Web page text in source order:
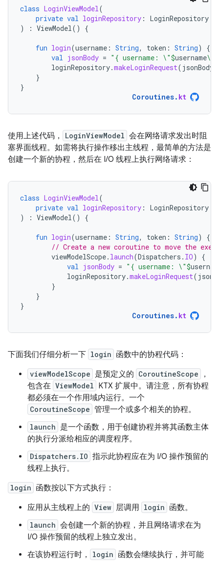
class LoginViewModel(
private val loginRepository :
LoginRepository
)
: ViewModel() {
fun login(username : String, token : String)
{
val jsonBody = "{ username: \"$username\",
loginRepository.makeLoginRequest( jsonBody
}
}
Coroutines. kt
使用上述代码， LoginViewModel 会在网络请求发出时阻
塞界面线程。如需将执行操作移出主线程，最简单的方法是
创建一个新的协程，然后在 I/O 线程上执行网络请求：
class LoginViewModel(
private val loginRepository :
LoginRepository
)
: ViewModel() {
fun login(username : String, token : String)
{
// Create a new coroutine to move the
viewModelScope. launch(Dispatchers . IO)
{
val jsonBody = "{ username: \"$
loginRepository.makeLoginRequest(
}
}
}
Coroutines. kt
下面我们仔细分析一下 login 函数中的协程代码：
viewModelScope 是预定义的 CoroutineScope
，
包含在 ViewModel KTX 扩展中。请注意，所有协程
都必须在一个作用域内运行。一个
CoroutineScope 管理一个或多个相关的协程。
launch 是一个函数，用于创建协程并将其函数主体
的执行分派给相应的调度程序。
Dispatchers.IO 指示此协程应在为 I/O 操作预留的
线程上执行。
login 函数按以下方式执行：
应用从主线程上的 View 层调用 login 函数。
launch 会创建一个新的协程，并且网络请求在为
I/O 操作预留的线程上独立发出。
在该协程运行时，
login 函数会继续执行，并可能